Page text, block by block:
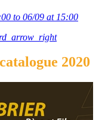
to 06/09 at 15:00
2020